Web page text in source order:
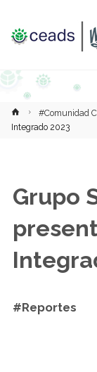
Inicio#Comunidad
Integrado 2023
Grupo
#Reportes